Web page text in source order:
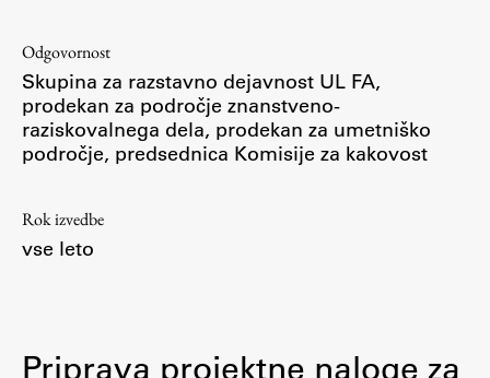
Odgovornost
Skupina za razstavno dejavnost UL FA,
prodekan za področje znanstveno-
raziskovalnega dela, prodekan za umetniško
področje, predsednica Komisije za kakovost
Rok izvedbe
vse leto
Priprava projektne naloge za